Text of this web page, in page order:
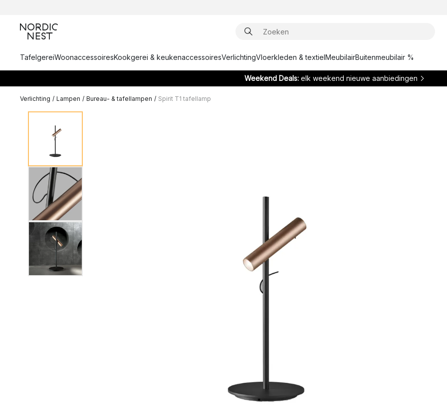
TafelgereiWoonaccessoiresKookgerei & keukenaccessoiresVerlichtingVloerkleden & textielMeubilairBuitenmeubilair %
Weekend Deals: elk weekend nieuwe aanbiedingen
Verlichting / Lampen / Bureau- & tafellampen / Spirit T1 tafellamp